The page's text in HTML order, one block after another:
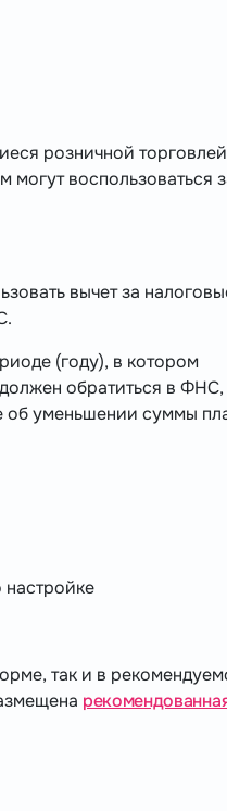
розничной
воспользоваться
вычет за
(году), в котором
обратиться в ФНС,
об уменьшении суммы
так и в